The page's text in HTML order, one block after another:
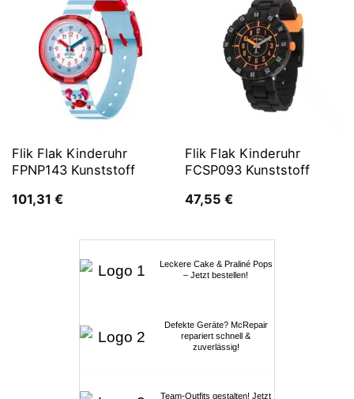
Flik Flak Kinderuhr
FPNP143 Kunststoff
101,31 €
Flik Flak Kinderuhr
FCSP093 Kunststoff
47,55 €
Leckere Cake & Praliné Pops
– Jetzt bestellen!
Defekte Geräte? McRepair
repariert schnell &
zuverlässig!
Team-Outfits gestalten! Jetzt